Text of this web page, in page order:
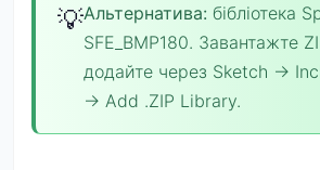
Альтернатива: бібліотека
SFE_BMP180. Завантажте
додайте через Sketch →
→ Add .ZIP Library.